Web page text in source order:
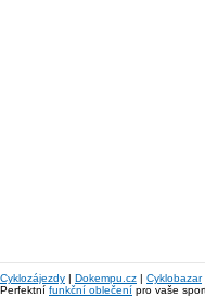
Cyklozájezdy | Dokempu.cz | Cyklobazar
Perfektní funkční oblečení pro vaše